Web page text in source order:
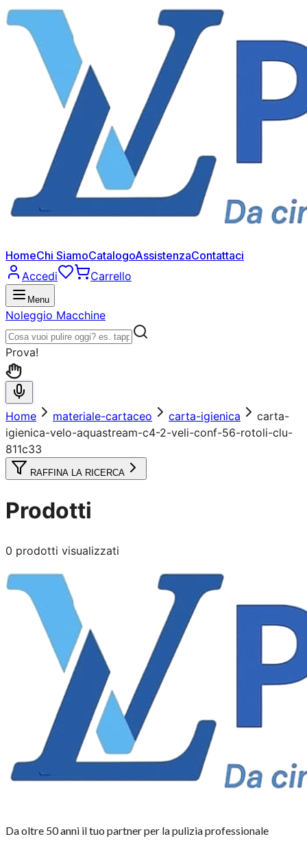
HomeChi SiamoCatalogoAssistenzaContattaci
Accedi
Carrello
Menu
Noleggio Macchine
Prova!
Home materiale-cartaceo carta-igienica
carta-
igienica-velo-aquastream-c4-2-veli-conf-56-rotoli-clu-
811c33
RAFFINA LA RICERCA
Prodotti
0 prodotti visualizzati
Da oltre 50 anni il tuo partner per la pulizia professionale